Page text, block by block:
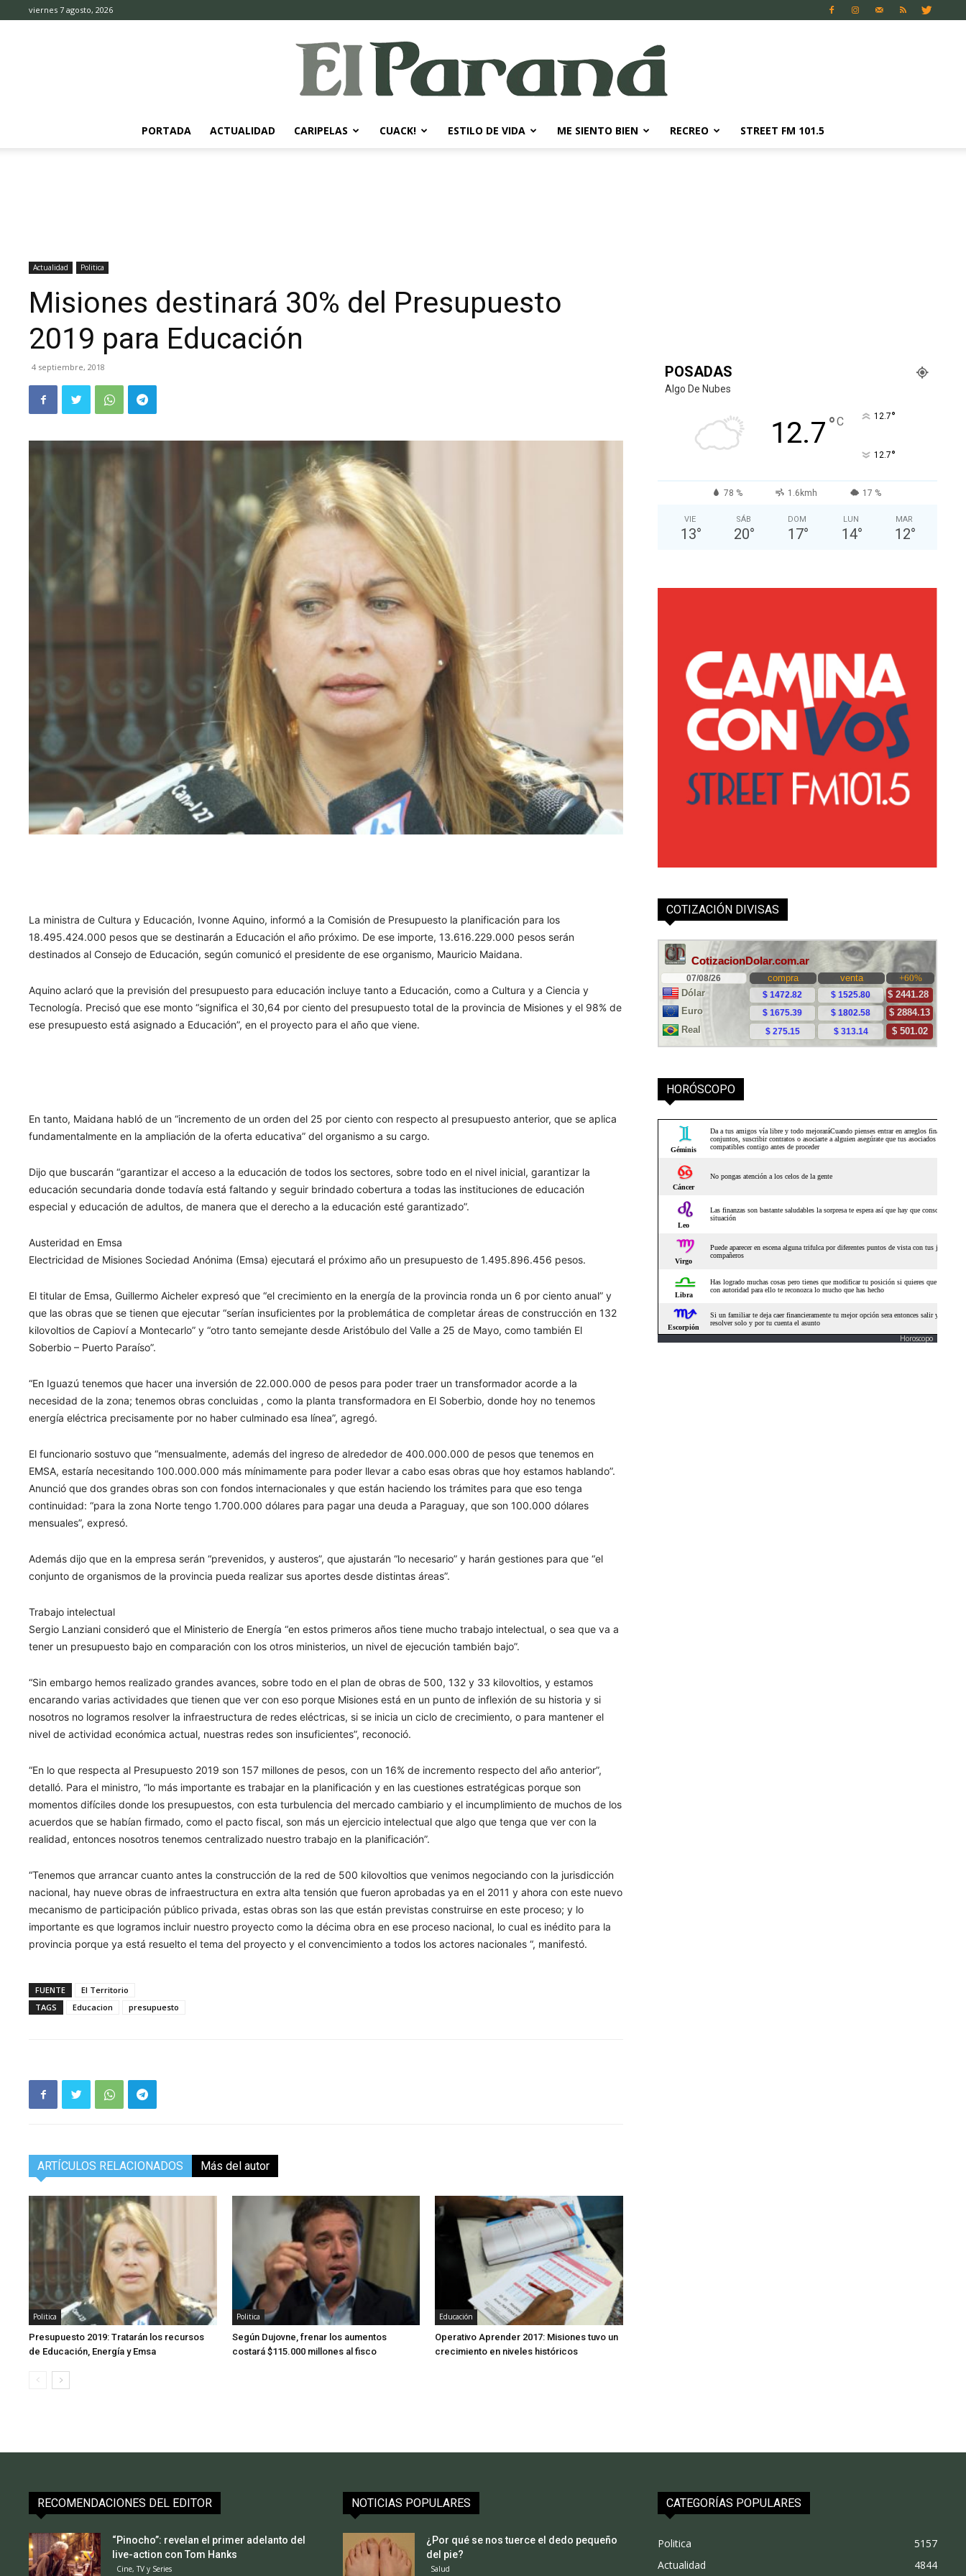
viernes 7 agosto, 2026
PORTADA ACTUALIDAD CARIPELAS CUACK! ESTILO DE VIDA ME SIENTO BIEN RECREO STREET FM 101.5
Actualidad Politica
Misiones destinará 30% del Presupuesto
2019 para Educación
4 septiembre, 2018
La ministra de Cultura y Educación, Ivonne Aquino, informó a la Comisión de Presupuesto la planificación para los
18.495.424.000 pesos que se destinarán a Educación el año próximo. De ese importe, 13.616.229.000 pesos serán
destinados al Consejo de Educación, según comunicó el presidente de ese organismo, Mauricio Maidana.
Aquino aclaró que la previsión del presupuesto para educación incluye tanto a Educación, como a Cultura y a Ciencia y
Tecnología. Precisó que ese monto “significa el 30,64 por ciento del presupuesto total de la provincia de Misiones y el 98% de
ese presupuesto está asignado a Educación”, en el proyecto para el año que viene.
En tanto, Maidana habló de un “incremento de un orden del 25 por ciento con respecto al presupuesto anterior, que se aplica
fundamentalmente en la ampliación de la oferta educativa” del organismo a su cargo.
Dijo que buscarán “garantizar el acceso a la educación de todos los sectores, sobre todo en el nivel inicial, garantizar la
educación secundaria donde todavía está faltando y seguir brindado cobertura a todas las instituciones de educación
especial y educación de adultos, de manera que el derecho a la educación esté garantizado”.
Austeridad en Emsa
Electricidad de Misiones Sociedad Anónima (Emsa) ejecutará el próximo año un presupuesto de 1.495.896.456 pesos.
El titular de Emsa, Guillermo Aicheler expresó que “el crecimiento en la energía de la provincia ronda un 6 por ciento anual” y
que las obras que se tienen que ejecutar “serían insuficientes por la problemática de completar áreas de construcción en 132
kilovoltios de Capioví a Montecarlo” y “otro tanto semejante desde Aristóbulo del Valle a 25 de Mayo, como también El
Soberbio – Puerto Paraíso”.
“En Iguazú tenemos que hacer una inversión de 22.000.000 de pesos para poder traer un transformador acorde a la
necesidad de la zona; tenemos obras concluidas , como la planta transformadora en El Soberbio, donde hoy no tenemos
energía eléctrica precisamente por no haber culminado esa línea”, agregó.
El funcionario sostuvo que “mensualmente, además del ingreso de alrededor de 400.000.000 de pesos que tenemos en
EMSA, estaría necesitando 100.000.000 más mínimamente para poder llevar a cabo esas obras que hoy estamos hablando”.
Anunció que dos grandes obras son con fondos internacionales y que están haciendo los trámites para que eso tenga
continuidad: “para la zona Norte tengo 1.700.000 dólares para pagar una deuda a Paraguay, que son 100.000 dólares
mensuales”, expresó.
Además dijo que en la empresa serán “prevenidos, y austeros”, que ajustarán “lo necesario” y harán gestiones para que “el
conjunto de organismos de la provincia pueda realizar sus aportes desde distintas áreas”.
Trabajo intelectual
Sergio Lanziani consideró que el Ministerio de Energía “en estos primeros años tiene mucho trabajo intelectual, o sea que va a
tener un presupuesto bajo en comparación con los otros ministerios, un nivel de ejecución también bajo”.
“Sin embargo hemos realizado grandes avances, sobre todo en el plan de obras de 500, 132 y 33 kilovoltios, y estamos
encarando varias actividades que tienen que ver con eso porque Misiones está en un punto de inflexión de su historia y si
nosotros no logramos resolver la infraestructura de redes eléctricas, si se inicia un ciclo de crecimiento, o para mantener el
nivel de actividad económica actual, nuestras redes son insuficientes”, reconoció.
“En lo que respecta al Presupuesto 2019 son 157 millones de pesos, con un 16% de incremento respecto del año anterior”,
detalló. Para el ministro, “lo más importante es trabajar en la planificación y en las cuestiones estratégicas porque son
momentos difíciles donde los presupuestos, con esta turbulencia del mercado cambiario y el incumplimiento de muchos de los
acuerdos que se habían firmado, como el pacto fiscal, son más un ejercicio intelectual que algo que tenga que ver con la
realidad, entonces nosotros tenemos centralizado nuestro trabajo en la planificación”.
“Tenemos que arrancar cuanto antes la construcción de la red de 500 kilovoltios que venimos negociando con la jurisdicción
nacional, hay nueve obras de infraestructura en extra alta tensión que fueron aprobadas ya en el 2011 y ahora con este nuevo
mecanismo de participación público privada, estas obras son las que están previstas construirse en este proceso; y lo
importante es que logramos incluir nuestro proyecto como la décima obra en ese proceso nacional, lo cual es inédito para la
provincia porque ya está resuelto el tema del proyecto y el convencimiento a todos los actores nacionales “, manifestó.
FUENTE
El Territorio
TAGS
Educacion presupuesto
ARTÍCULOS RELACIONADOS Más del autor
Politica
Presupuesto 2019: Tratarán los recursos
de Educación, Energía y Emsa
Politica
Según Dujovne, frenar los aumentos
costará $115.000 millones al fisco
Educación
Operativo Aprender 2017: Misiones tuvo un
crecimiento en niveles históricos
POSADAS
Algo De Nubes
12.7°C 12.7°
12.7°
78 % 1.6kmh 17 %
VIE
13°
SÁB
20°
DOM
17°
LUN
14°
MAR
12°
COTIZACIÓN DIVISAS
HORÓSCOPO
Horoscopo
RECOMENDACIONES DEL EDITOR
“Pinocho”: revelan el primer adelanto del
live-action con Tom Hanks
Cine, TV y Series
NOTICIAS POPULARES
¿Por qué se nos tuerce el dedo pequeño
del pie?
Salud
CATEGORÍAS POPULARES
Politica
5157
Actualidad
4844